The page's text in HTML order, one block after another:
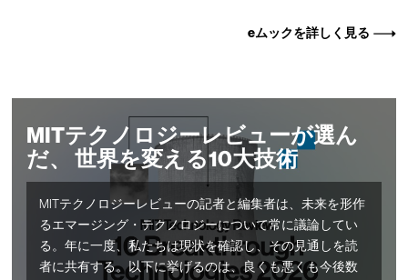
eムックを詳しく見る
MITテクノロジーレビューが選ん
だ、 世界を変える10大技術
MITテクノロジーレビューの記者と編集者は、未来を形作
るエマージング・テクノロジーについて常に議論してい
る。年に一度、私たちは現状を確認し、その見通しを読
者に共有する。以下に挙げるのは、良くも悪くも今後数